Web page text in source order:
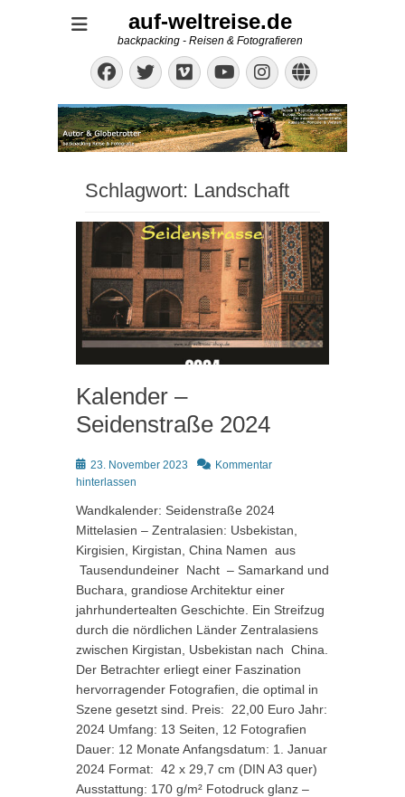
auf-weltreise.de
backpacking - Reisen & Fotografieren
Facebook
Twitter
Vimeo
YouTube
Instagram
Website
Schlagwort: Landschaft
Kalender –
Seidenstraße 2024
Posted
on
23. November 2023
Kommentar
hinterlassen
Wandkalender: Seidenstraße 2024
Mittelasien – Zentralasien: Usbekistan,
Kirgisien, Kirgistan, China Namen aus
Tausendundeiner Nacht – Samarkand und
Buchara, grandiose Architektur einer
jahrhundertealten Geschichte. Ein Streifzug
durch die nördlichen Länder Zentralasiens
zwischen Kirgistan, Usbekistan nach China.
Der Betrachter erliegt einer Faszination
hervorragender Fotografien, die optimal in
Szene gesetzt sind. Preis: 22,00 Euro Jahr:
2024 Umfang: 13 Seiten, 12 Fotografien
Dauer: 12 Monate Anfangsdatum: 1. Januar
2024 Format: 42 x 29,7 cm (DIN A3 quer)
Ausstattung: 170 g/m² Fotodruck glanz –